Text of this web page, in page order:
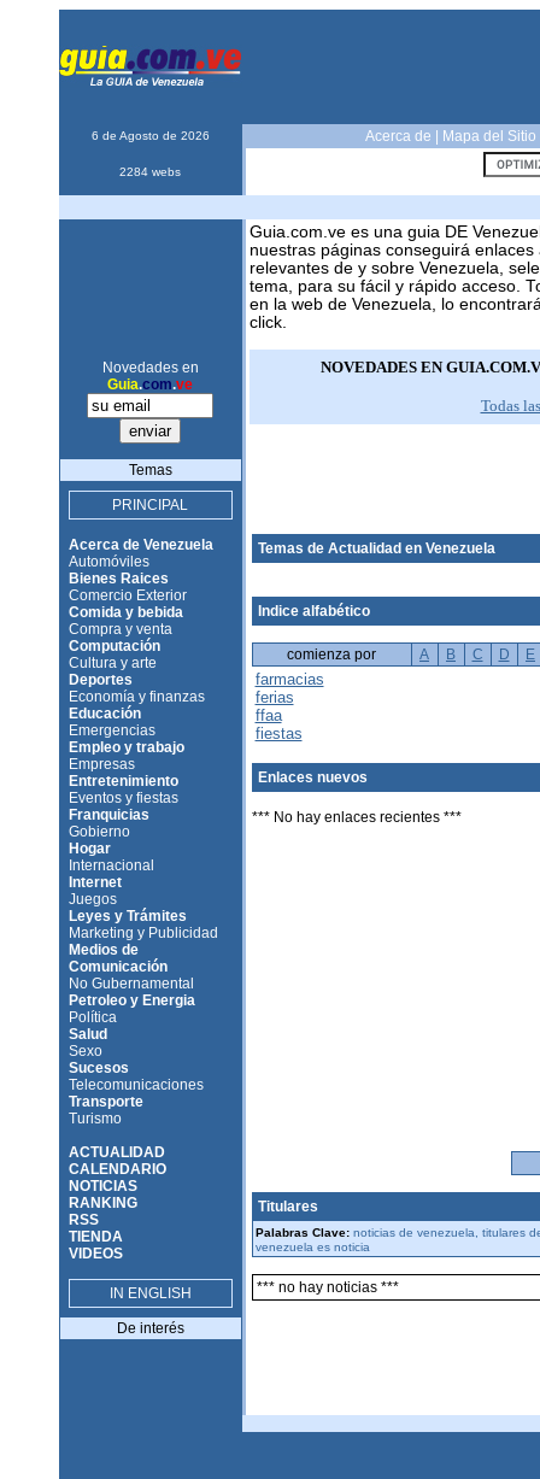
6 de Agosto de 2026 Acerca de Mapa del Sitio
2284 webs
Novedades en
Guia.com.ve
Temas
PRINCIPAL
Acerca de Venezuela
Automóviles
Bienes Raices
Comercio Exterior
Comida y bebida
Compra y venta
Computación
Cultura y arte
Deportes
Economía y finanzas
Educación
Emergencias
Empleo y trabajo
Empresas
Entretenimiento
Eventos y fiestas
Franquicias
Gobierno
Hogar
Internacional
Internet
Juegos
Leyes y Trámites
Marketing y Publicidad
Medios de
Comunicación
No Gubernamental
Petroleo y Energia
Política
Salud
Sexo
Sucesos
Telecomunicaciones
Transporte
Turismo
ACTUALIDAD
CALENDARIO
NOTICIAS
RANKING
RSS
TIENDA
VIDEOS
IN ENGLISH
De interés
Guia.com.ve es una guia DE
nuestras páginas conseguirá enlaces
relevantes de y sobre Venezuela,
tema, para su fácil y rápido acceso.
en la web de Venezuela, lo
click.
NOVEDADES EN
Todas
Temas de Actualidad en Venezuela
Indice alfabético
comienza por A B C D E
farmacias
ferias
ffaa
fiestas
Enlaces nuevos
*** No hay enlaces recientes ***
Titulares
Palabras Clave: noticias de venezuela, titulares
venezuela es noticia
*** no hay noticias ***